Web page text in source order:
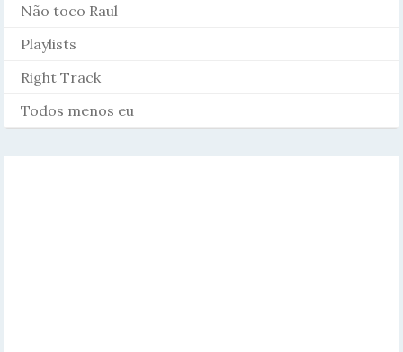
Não toco Raul
Playlists
Right Track
Todos menos eu